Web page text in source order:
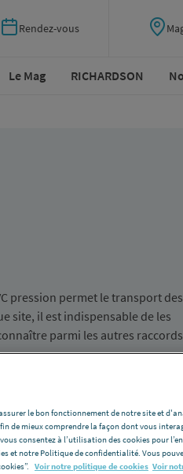
Rendez-vous
Le Mag RICHARDSON
pression permet le transport des
site, il est indispensable de les
parmi les autres raccords
le bon fonctionnement de notre site et
de mieux comprendre la façon dont vous
consentez à l’utilisation des cookies pour
et notre Politique de confidentialité. Vous
Voir notre politique de cookies Voir